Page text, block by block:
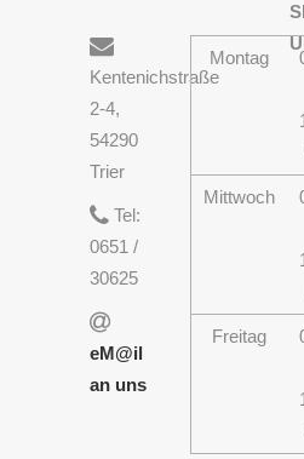
Kentenichstraße
2-4,
54290
Trier
Tel:
0651 /
30625
eM@il
an uns
Montag
Mittwoch
Freitag